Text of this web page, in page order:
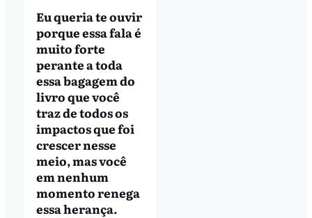
Eu queria te ouvir
porque essa fala é
muito forte
perante a toda
essa bagagem do
livro que você
traz de todos os
impactos que foi
crescer nesse
meio, mas você
em nenhum
momento renega
essa herança.